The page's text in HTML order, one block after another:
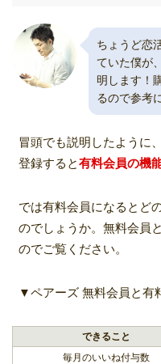
ちょうど恋
ていた僕が
明します！
るので参考
冒頭でも説明したように
登録すると有料会員の機
では有料会員になるとど
のでしょうか。無料会員
のでご覧ください。
▼ペアーズ 無料会員と有
できること
毎月のいいね付与数